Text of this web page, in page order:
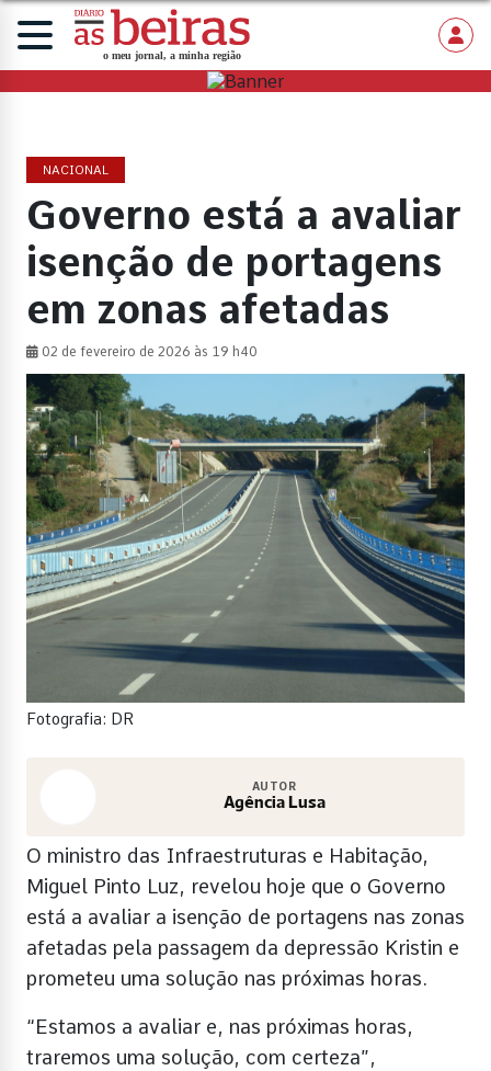
NACIONAL
Governo está a avaliar
isenção de portagens
em zonas afetadas
02 de fevereiro de 2026 às 19 h40
Fotografia: DR
AUTOR
Agência Lusa
O ministro das Infraestruturas e Habitação,
Miguel Pinto Luz, revelou hoje que o Governo
está a avaliar a isenção de portagens nas zonas
afetadas pela passagem da depressão Kristin e
prometeu uma solução nas próximas horas.
“Estamos a avaliar e, nas próximas horas,
traremos uma solução, com certeza”,